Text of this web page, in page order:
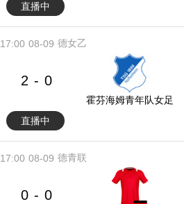
直播中
08-09
17:00 德女乙
2 - 0
霍芬海姆青年队女足
直播中
08-09
17:00 德青联
0 - 0